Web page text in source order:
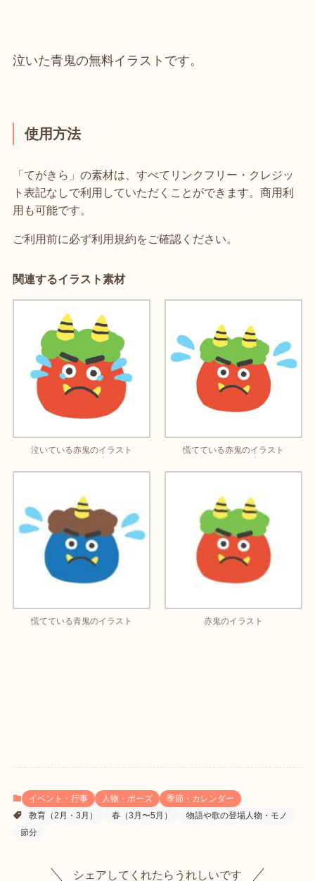
泣いた青鬼の無料イラストです。
使用方法
「てがきら」の素材は、すべてリンクフリー・クレジッ
ト表記なしで利用していただくことができます。商用利
用も可能です。
ご利用前に必ず利用規約をご確認ください。
関連するイラスト素材
泣いている赤鬼のイラスト 慌てている赤鬼のイラスト
慌てている青鬼のイラスト 赤鬼のイラスト
イベント・行事 人物・ポーズ
季節・カレンダー
教育（2月・3月）
春（3月〜5月）
物語や歌の登場人物・モノ
節分
シェアしてくれたらうれしいです